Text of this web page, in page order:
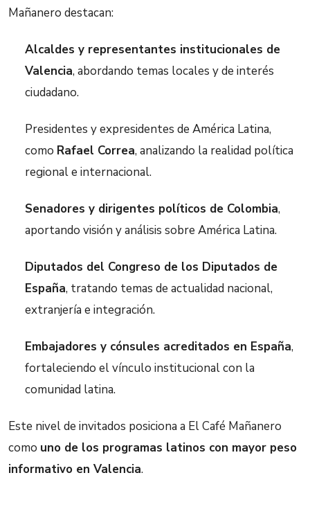
Mañanero destacan:
Alcaldes y representantes institucionales de
Valencia, abordando temas locales y de interés
ciudadano.
Presidentes y expresidentes de América Latina,
como Rafael Correa, analizando la realidad política
regional e internacional.
Senadores y dirigentes políticos de Colombia,
aportando visión y análisis sobre América Latina.
Diputados del Congreso de los Diputados de
España, tratando temas de actualidad nacional,
extranjería e integración.
Embajadores y cónsules acreditados en España,
fortaleciendo el vínculo institucional con la
comunidad latina.
Este nivel de invitados posiciona a El Café Mañanero
como uno de los programas latinos con mayor peso
informativo en Valencia.